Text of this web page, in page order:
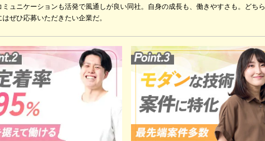
ュニケーションも活発で風通しが良い同社。自身の成長も、働きやすさも。どち
ぜひ応募いただきたい企業だ。